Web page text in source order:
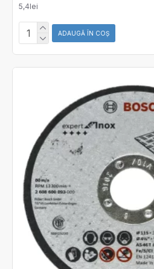
5,4lei
ADAUGĂ ÎN COŞ